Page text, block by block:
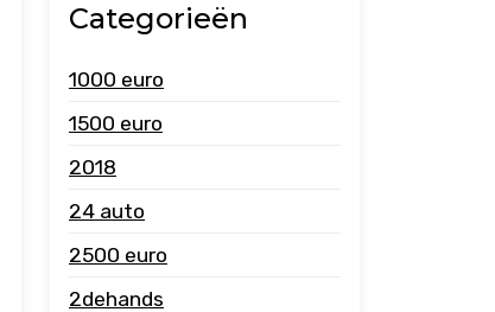
Categorieën
1000 euro
1500 euro
2018
24 auto
2500 euro
2dehands